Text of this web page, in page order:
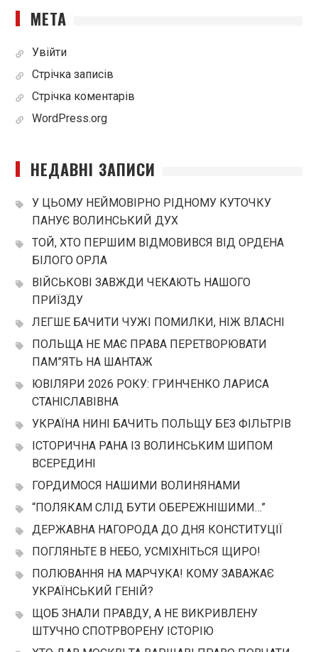
МЕТА
Увійти
Стрічка записів
Стрічка коментарів
WordPress.org
НЕДАВНІ ЗАПИСИ
У ЦЬОМУ НЕЙМОВІРНО РІДНОМУ КУТОЧКУ
ПАНУЄ ВОЛИНСЬКИЙ ДУХ
ТОЙ, ХТО ПЕРШИМ ВІДМОВИВСЯ ВІД ОРДЕНА
БІЛОГО ОРЛА
ВІЙСЬКОВІ ЗАВЖДИ ЧЕКАЮТЬ НАШОГО
ПРИЇЗДУ
ЛЕГШЕ БАЧИТИ ЧУЖІ ПОМИЛКИ, НІЖ ВЛАСНІ
ПОЛЬЩА НЕ МАЄ ПРАВА ПЕРЕТВОРЮВАТИ
ПАМ”ЯТЬ НА ШАНТАЖ
ЮВІЛЯРИ 2026 РОКУ: ГРИНЧЕНКО ЛАРИСА
СТАНІСЛАВІВНА
УКРАЇНА НИНІ БАЧИТЬ ПОЛЬЩУ БЕЗ ФІЛЬТРІВ
ІСТОРИЧНА РАНА ІЗ ВОЛИНСЬКИМ ШИПОМ
ВСЕРЕДИНІ
ГОРДИМОСЯ НАШИМИ ВОЛИНЯНАМИ
“ПОЛЯКАМ СЛІД БУТИ ОБЕРЕЖНІШИМИ…”
ДЕРЖАВНА НАГОРОДА ДО ДНЯ КОНСТИТУЦІЇ
ПОГЛЯНЬТЕ В НЕБО, УСМІХНІТЬСЯ ЩИРО!
ПОЛЮВАННЯ НА МАРЧУКА! КОМУ ЗАВАЖАЄ
УКРАЇНСЬКИЙ ГЕНІЙ?
ЩОБ ЗНАЛИ ПРАВДУ, А НЕ ВИКРИВЛЕНУ
ШТУЧНО СПОТРВОРЕНУ ІСТОРІЮ